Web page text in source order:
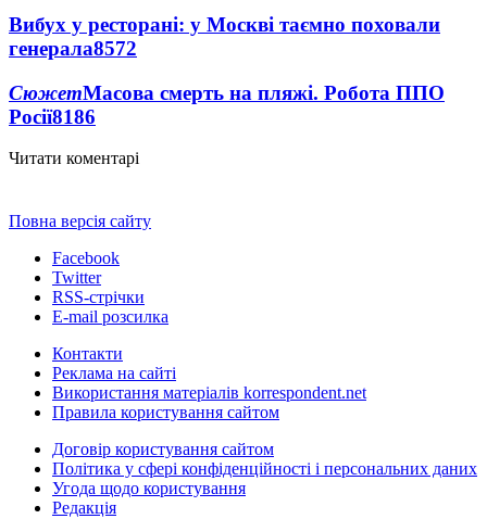
Вибух у ресторані: у Москві таємно поховали
генерала8572
СюжетМасова смерть на пляжі. Робота ППО
Росії8186
Читати коментарі
Повна версія сайту
Facebook
Twitter
RSS-стрічки
E-mail розсилка
Контакти
Реклама на сайті
Використання матеріалів korrespondent.net
Правила користування сайтом
Договір користування сайтом
Політика у сфері конфіденційності і персональних даних
Угода щодо користування
Редакція